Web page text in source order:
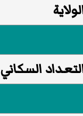
السكاني